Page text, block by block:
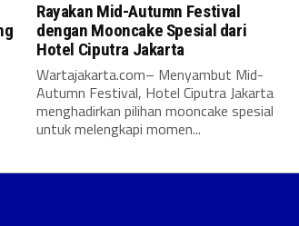
Rayakan Mid-Autumn Festival
dengan Mooncake Spesial dari
Hotel Ciputra Jakarta
Wartajakarta.com– Menyambut Mid-
Autumn Festival, Hotel Ciputra Jakarta
menghadirkan pilihan mooncake spesial
untuk melengkapi momen...